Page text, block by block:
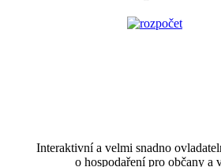
Interaktivní a velmi snadno
o hospodaření pro občany a